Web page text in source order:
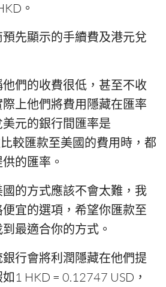
。
先顯示的手續費及港元兌
們的收費很低，甚至不收
上他們將費用隱藏在匯率
元的銀行間匯率是
較匯款至美國的費用時，都
的匯率。
的方式應該不會太難，我
宜的選項，希望你匯款至
最適合你的方式。
行會將利潤隱藏在他們提
1 HKD = 0.12747 USD，